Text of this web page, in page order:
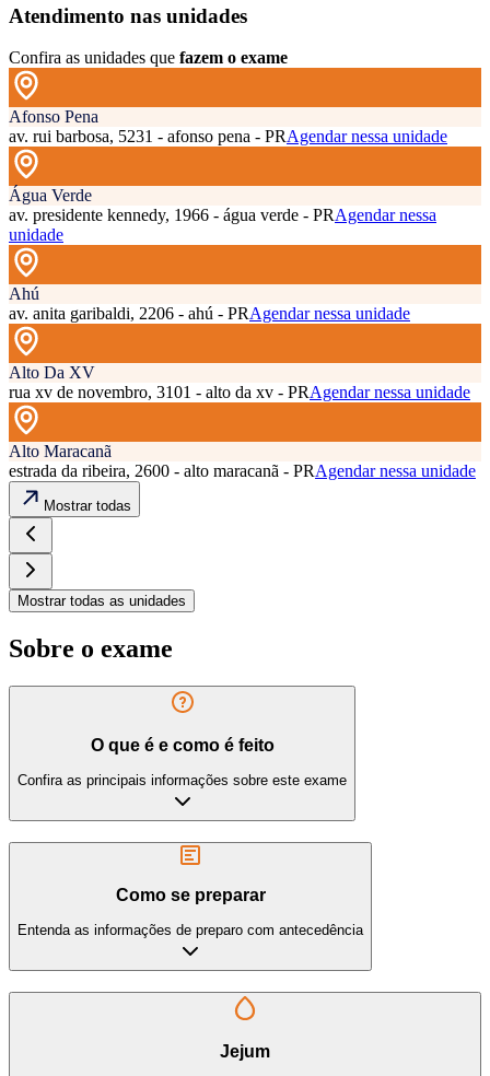
Atendimento nas unidades
Confira as unidades que fazem o exame
Afonso Pena
av. rui barbosa, 5231 - afonso pena - PRAgendar nessa unidade
Água Verde
av. presidente kennedy, 1966 - água verde - PRAgendar nessa
unidade
Ahú
av. anita garibaldi, 2206 - ahú - PRAgendar nessa unidade
Alto Da XV
rua xv de novembro, 3101 - alto da xv - PRAgendar nessa unidade
Alto Maracanã
estrada da ribeira, 2600 - alto maracanã - PRAgendar nessa unidade
Mostrar todas
Mostrar todas as unidades
Sobre o exame
O que é e como é feito
Confira as principais informações sobre este exame
Como se preparar
Entenda as informações de preparo com antecedência
Jejum